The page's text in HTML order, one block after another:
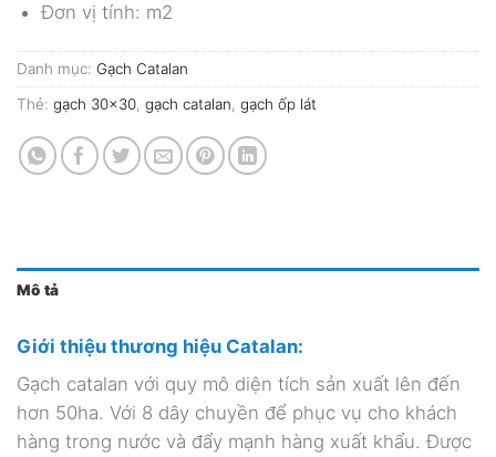
Đơn vị tính: m2
Danh mục: Gạch Catalan
Thẻ: gạch 30x30 gạch catalan gạch ốp lát
Mô tả
Giới thiệu thương hiệu Catalan:
Gạch catalan với quy mô diện tích sản xuất lên đến
hơn 50ha. Với 8 dây chuyền để phục vụ cho khách
hàng trong nước và đẩy mạnh hàng xuất khẩu. Được